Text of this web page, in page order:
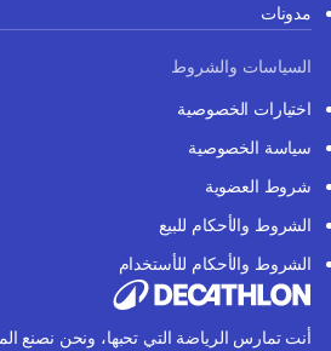
مدونات
السياسات والشروط
اختيارات الخصوصية
سياسة الخصوصية
شروط العضوية
الشروط والأحكام للبيع
الشروط والأحكام للأستخدام
أنت تمارس الرياضة التي تحبها، ونحن نصنع